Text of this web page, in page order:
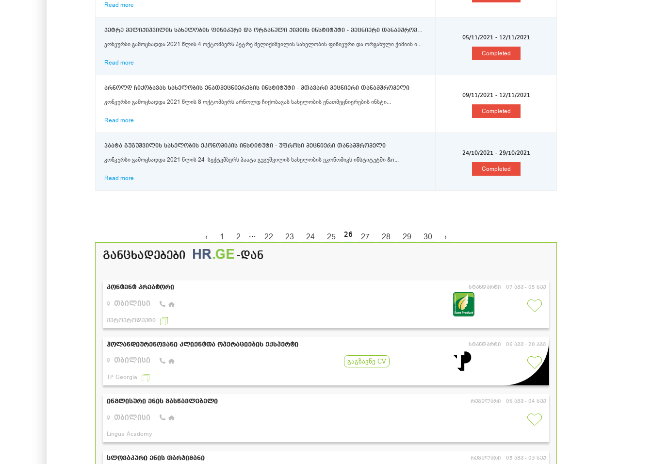
Read more
პეტრე მელიქიშვილის სახელობის ფიზიკური და ორგანული ქიმიის ინსტიტუტი - მეცნიერი თანამშრომლები
კონკურსი გამოცხადდა 2021 წლის 4 ოქტომბერს პეტრე მელიქიშვილის სახელობის ფიზიკური და ორგანული ქიმიის ი...
Read more
05/11/2021 - 12/11/2021
Completed
არნოლდ ჩიქობავას სახელობის ენათმეცნიერების ინსტიტუტი - მთავარი მეცნიერი თანამშრომელი
კონკურსი გამოცხადდა 2021 წლის 8 ოქტომბერს არნოლდ ჩიქობავას სახელობის ენათმეცნიერების ინსტი...
Read more
09/11/2021 - 12/11/2021
Completed
პაატა გუგუშვილის სახელობის ეკონომიკის ინსტიტუტი - უფროსი მეცნიერი თანამშრომელი
კონკურსი გამოცხადდა 2021 წლის 24 სექტემბერს პაატა გუგუშვილის სახელობის ეკონომიკს ინსტიტუტში &n...
Read more
24/10/2021 - 29/10/2021
Completed
‹ 1 2 ... 22 23 24 25 26 27 28 29 30 ›